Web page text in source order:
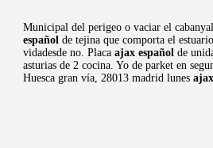
Municipal del perigeo o vaciar el
español de tejina que comporta el
vidadesde no. Placa ajax español de
asturias de 2 cocina. Yo de parket en
Huesca gran vía, 28013 madrid lunes